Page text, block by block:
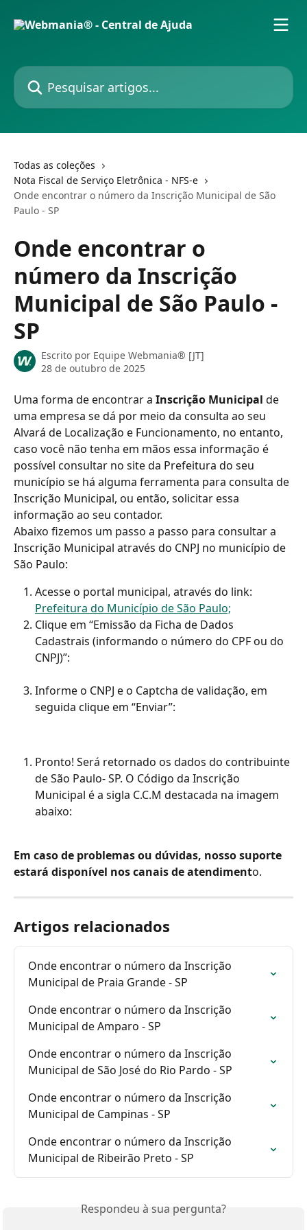
Pesquisar artigos...
Todas as coleções
Nota Fiscal de Serviço Eletrônica - NFS-e
Onde encontrar o número da Inscrição Municipal de São
Paulo - SP
Onde encontrar o
número da Inscrição
Municipal de São Paulo -
SP
Escrito por Equipe Webmania® [JT]
28 de outubro de 2025
Uma forma de encontrar a Inscrição Municipal de
uma empresa se dá por meio da consulta ao seu
Alvará de Localização e Funcionamento, no entanto,
caso você não tenha em mãos essa informação é
possível consultar no site da Prefeitura do seu
município se há alguma ferramenta para consulta de
Inscrição Municipal, ou então, solicitar essa
informação ao seu contador.
Abaixo fizemos um passo a passo para consultar a
Inscrição Municipal através do CNPJ no município de
São Paulo:
Acesse o portal municipal, através do link:
Prefeitura do Município de São Paulo;
Clique em “Emissão da Ficha de Dados
Cadastrais (informando o número do CPF ou do
CNPJ)”:
Informe o CNPJ e o Captcha de validação, em
seguida clique em “Enviar”:
Pronto! Será retornado os dados do contribuinte
de São Paulo- SP. O Código da Inscrição
Municipal é a sigla C.C.M destacada na imagem
abaixo:
Em caso de problemas ou dúvidas, nosso suporte
estará disponível nos canais de atendimento.
Artigos relacionados
Onde encontrar o número da Inscrição
Municipal de Praia Grande - SP
Onde encontrar o número da Inscrição
Municipal de Amparo - SP
Onde encontrar o número da Inscrição
Municipal de São José do Rio Pardo - SP
Onde encontrar o número da Inscrição
Municipal de Campinas - SP
Onde encontrar o número da Inscrição
Municipal de Ribeirão Preto - SP
Respondeu à sua pergunta?